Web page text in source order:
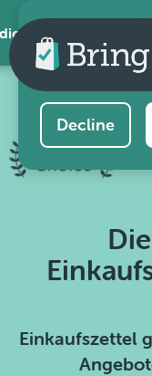
AppThis website
best experience
Decline
Einkaufszettel